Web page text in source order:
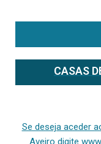
CASAS
Se deseja aceder
Aveiro digite